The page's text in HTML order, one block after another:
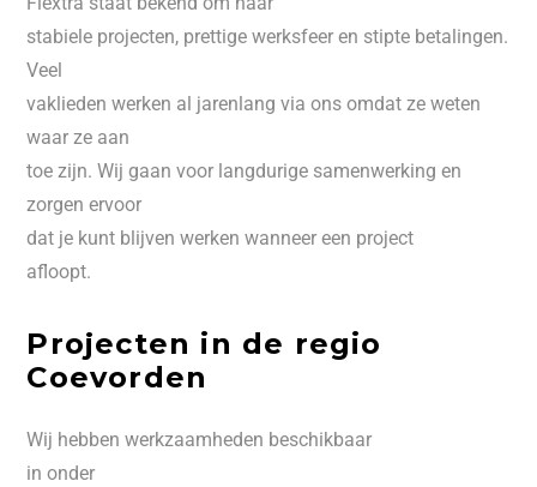
stabiele projecten, prettige werksfeer en stipte betalingen.
Veel
vaklieden werken al jarenlang via ons omdat ze weten
waar ze aan
toe zijn. Wij gaan voor langdurige samenwerking en
zorgen ervoor
dat je kunt blijven werken wanneer een project
afloopt.
Projecten in de regio
Coevorden
Wij hebben werkzaamheden beschikbaar
in onder